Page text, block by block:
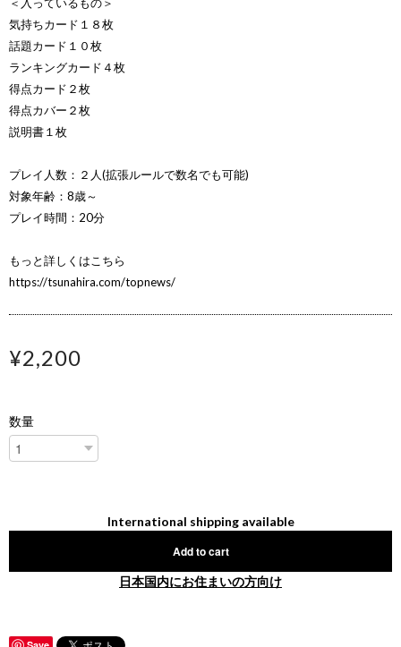
＜入っているもの＞
気持ちカード１８枚
話題カード１０枚
ランキングカード４枚
得点カード２枚
得点カバー２枚
説明書１枚
プレイ人数：２人(拡張ルールで数名でも可能)
対象年齢：8歳～
プレイ時間：20分
もっと詳しくはこちら
https://tsunahira.com/topnews/
¥2,200
数量
International shipping available
Add to cart
日本国内にお住まいの方向け